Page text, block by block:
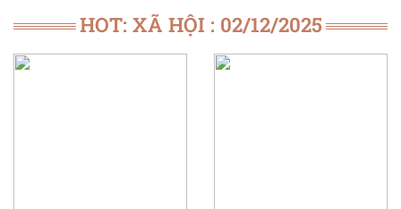
HOT: XÃ HỘI : 02/12/2025